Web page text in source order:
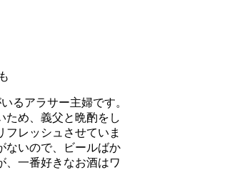
るアラサー主婦です。
ため、義父と晩酌をし
フレッシュさせていま
ないので、ビールばか
、一番好きなお酒はワ